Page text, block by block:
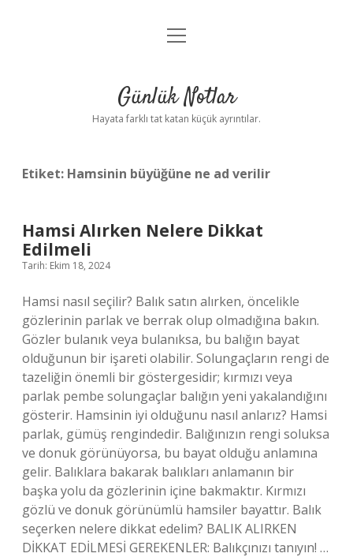
Anasayfa
Yasal Uyarı
menüyü
Günlük Notlar
Hayata farklı tat katan küçük ayrıntılar.
Etiket: Hamsinin büyüğüne ne ad verilir
Hamsi Alırken Nelere Dikkat
Edilmeli
Tarih: Ekim 18, 2024
Hamsi nasıl seçilir? Balık satın alırken, öncelikle
gözlerinin parlak ve berrak olup olmadığına bakın.
Gözler bulanık veya bulanıksa, bu balığın bayat
olduğunun bir işareti olabilir. Solungaçların rengi de
tazeliğin önemli bir göstergesidir; kırmızı veya
parlak pembe solungaçlar balığın yeni yakalandığını
gösterir. Hamsinin iyi olduğunu nasıl anlarız? Hamsi
parlak, gümüş rengindedir. Balığınızın rengi soluksa
ve donuk görünüyorsa, bu bayat olduğu anlamına
gelir. Balıklara bakarak balıkları anlamanın bir
başka yolu da gözlerinin içine bakmaktır. Kırmızı
gözlü ve donuk görünümlü hamsiler bayattır. Balık
seçerken nelere dikkat edelim? BALIK ALIRKEN
DİKKAT EDİLMESİ GEREKENLER: Balıkçınızı tanıyın! …